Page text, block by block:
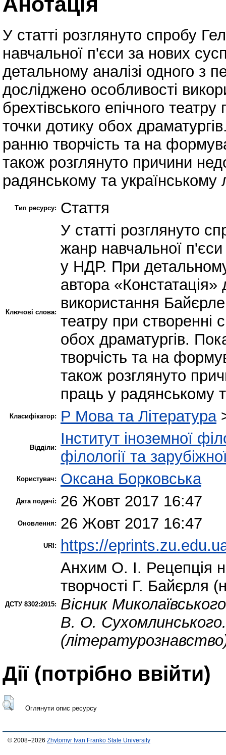
У статті розглянуто спробу
навчальної п'єси за нових
детальному аналізі одного з
досліджено особливості
брехтівського епічного
точки дотику обох
ранню творчість та на
також розглянуто причини
радянському та українському
Тип ресурсу: Стаття
Ключові слова:
У статті розглянуто
жанр навчальної
у НДР. При детальному
автора «Констатація»
використання
театру при створенні
обох драматургів.
творчість та на
також розглянуто
праць у радянському
Класифікатор: P Мова та Література
Відділи:
Інститут іноземної
філології та
Користувач: Оксана Борковська
Дата подачі: 26 Жовт 2017 16:47
Оновлення: 26 Жовт 2017 16:47
URI: https://
ДСТУ 8302:2015:
Анхим О. І. Рецепція
творчості Г. Байєрля
Вісник
В. О.
Дії ​​(потрібно ввійти)
Оглянути опис ресурсу
© 2008–2026 Zhytomyr Ivan Franko State University